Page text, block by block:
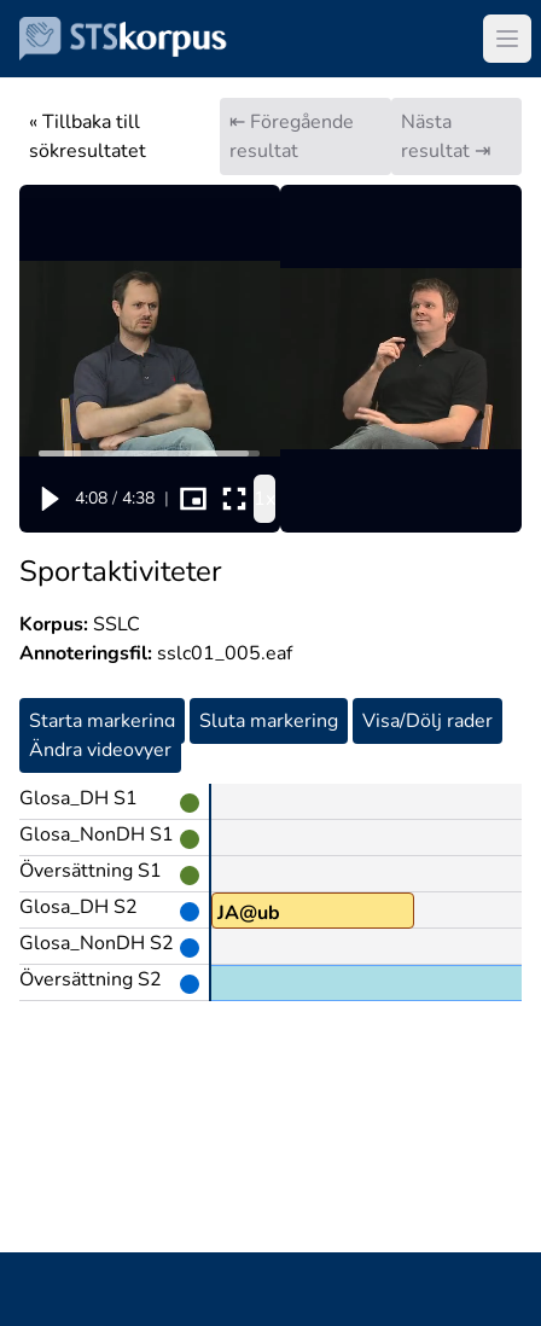
« Tillbaka till
sökresultatet
⇤ Föregående
resultat
Nästa
resultat ⇥
4:08 / 4:38 |
Sportaktiviteter
Korpus:SSLC
Annoteringsfil: sslc01_005.eaf
Starta markering Sluta markering
Visa/Dölj rader
Ändra videovyer
Glosa_DH S1
Glosa_NonDH S1
Översättning S1
Glosa_DH S2
Glosa_NonDH S2
Översättning S2
JA@ub
jag med i ÖSK sen